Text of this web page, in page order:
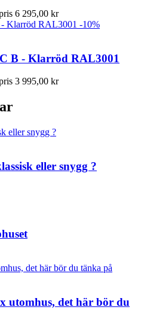
6 295,00 kr
-10%
B - Klarröd RAL3001
3 995,00 kr
eller snygg ?
utomhus, det här bör du